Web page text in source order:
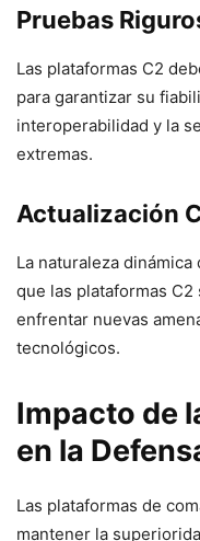
Pruebas
Las plataformas C2
para garantizar su
interoperabilidad y la
extremas.
Actualización
La naturaleza
que las plataformas
enfrentar nuevas
tecnológicos.
Impacto de
en la
Las plataformas de
mantener la